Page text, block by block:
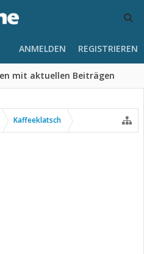
mit aktuellen Beiträgen
ANMELDEN REGISTRIEREN
Kaffeeklatsch